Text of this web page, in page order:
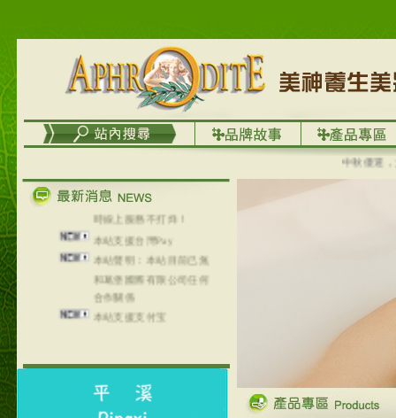
中秋優選，大
在外租屋者、居住處無管
理員、不方便在工作地點
取件者，歡迎多多使用
【郵局i郵箱】的服務喔～
【i郵箱】設立的地點，請
進入內頁連結～
Line@aphrodite2020 24小
時線上服務不打烊！
本站支援台灣Pay
本站聲明：本站目前已無
和葛堡國際有限公司任何
合作關係
本站支援支付宝
2017年1月1日起，中国大